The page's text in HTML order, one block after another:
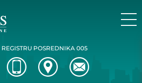
REGISTRU POSREDNIKA 005